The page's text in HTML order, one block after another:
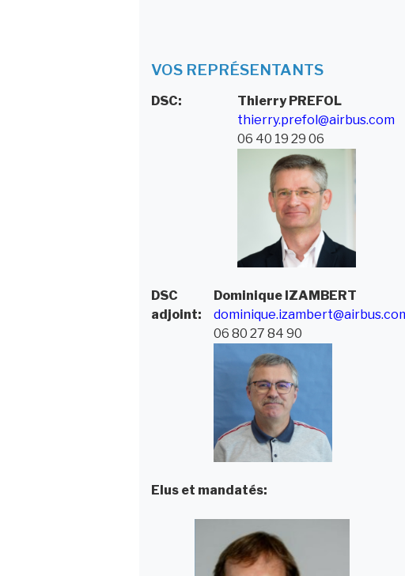
VOS REPRÉSENTANTS
DSC: ThierryPREFOL
thierry.prefol@airbus.com
06 40 19 29 06
DSC
adjoint:
Dominique IZAMBERT
06 80 27 84 90
Elus et mandatés: